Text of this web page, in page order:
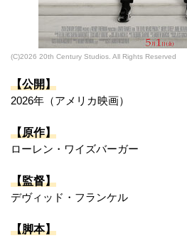
(C)2026 20th Century Studios. All Rights Reserved
【公開】
2026年（アメリカ映画）
【原作】
ローレン・ワイズバーガー
【監督】
デヴィッド・フランケル
【脚本】